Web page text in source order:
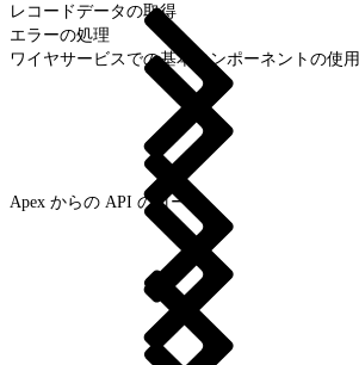
レコードデータの取得
エラーの処理
ワイヤサービスでの基本コンポーネントの使用
Apex からの API のコール